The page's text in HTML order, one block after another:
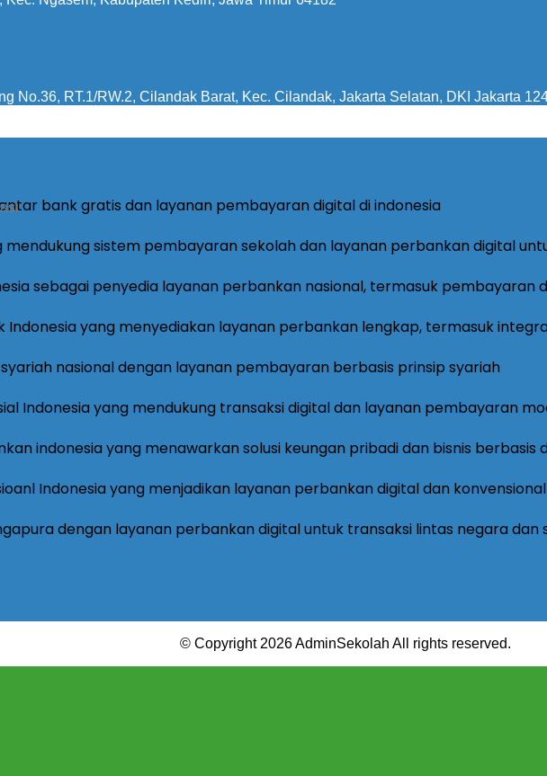
No.36, RT.1/RW.2, Cilandak Barat, Kec. Cilandak, Jakarta Selatan, DKI Jakarta
© Copyright 2026 AdminSekolah All rights reserved.